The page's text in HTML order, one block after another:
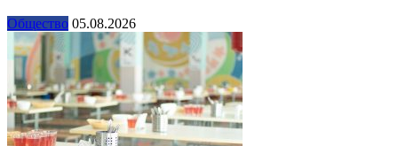
Общество 05.08.2026